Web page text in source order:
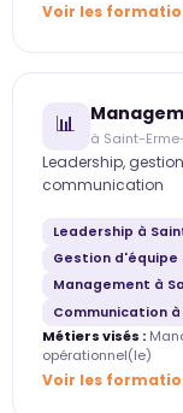
Voir les
📊 à Saint-
Leadership,
communication
Leadership à
Gestion
Management à
Communication
Métiers visés :
opérationnel(le)
Voir les